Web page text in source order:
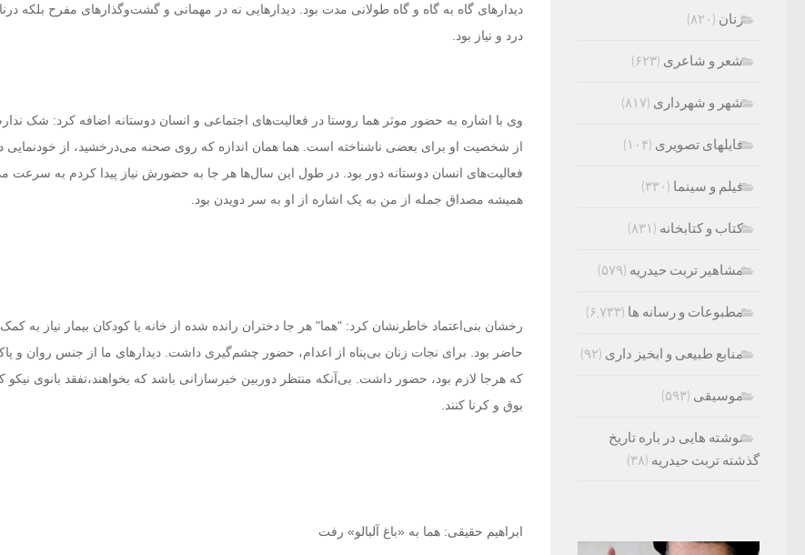
دیدارهای گاه به گاه و گاه طولانی مدت بود. دیدارهایی نه در مهمانی و گشت‌وگذارهای مفرح بلکه
درد و نیاز بود.
وی با اشاره به حضور موثر هما روستا در فعالیت‌های اجتماعی و انسان دوستانه اضافه کرد: شک
از شخصیت او برای بعضی ناشناخته است. هما همان اندازه که روی صحنه می‌درخشید‌، از خودنمایی
فعالیت‌های انسان دوستانه دور بود. در طول این سال‌ها هر جا به حضورش نیاز پیدا کردم به سرعت
همیشه مصداق جمله از من به یک اشاره از او به سر دویدن بود.
رخشان بنی‌اعتماد خاطرنشان کرد: "هما" هر جا دختران رانده شده از خانه یا کودکان بیمار نیاز به کمک
حاضر بود. برای نجات زنان بی‌پناه از اعدام، حضور چشم‌گیری داشت. دیدارهای ما از جنس روان و
که هرجا لازم بود، حضور داشت. بی‌آنکه منتظر دوربین خبرسازانی باشد که بخواهند،تفقد بانوی نیکو
بوق و کرنا کنند.
ابراهیم حقیقی: هما به «باغ آلبالو» رفت
زنان (۸۲۰)
شعر و شاعری (۶۲۳)
شهر و شهرداری (۸۱۷)
فایلهای تصویری (۱۰۴)
فیلم و سینما (۳۳۰)
کتاب و کتابخانه (۸۳۱)
مشاهیر تربت حیدریه (۵۷۹)
مطبوعات و رسانه ها (۶,۷۳۳)
منابع طبیعی و ابخیز داری (۹۲)
موسیقی (۵۹۳)
نوشته هایی در باره تاریخ
گذشته تربت حیدریه (۳۸)